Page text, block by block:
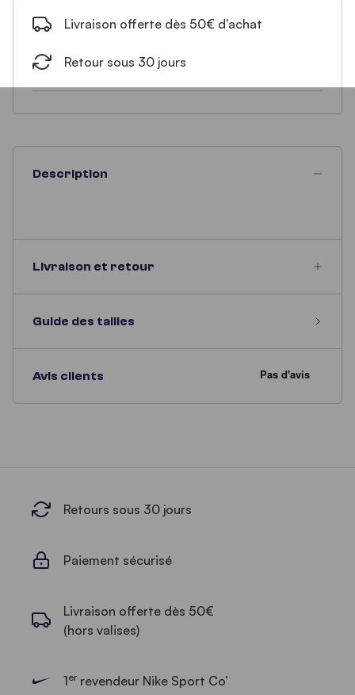
Livraison offerte dès 50€ d'achat
Retour sous 30 jours
Description
Livraison et retour
Guide des tailles
Avis clients
Retours sous 30 jours
Paiement sécurisé
Livraison offerte dès 50€
(hors valises)
1errevendeur Nike Sport Co’